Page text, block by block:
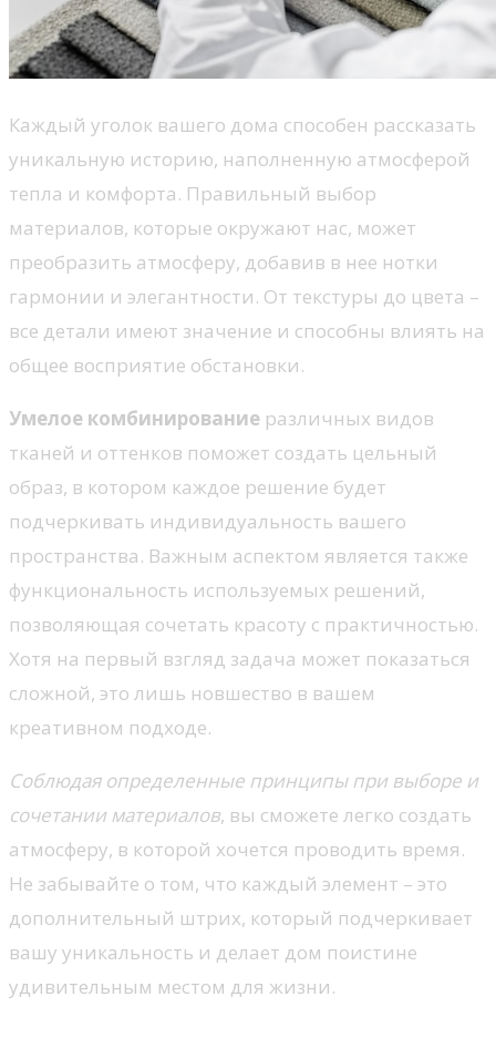
Каждый уголок вашего дома способен рассказать
уникальную историю, наполненную атмосферой
тепла и комфорта. Правильный выбор
материалов, которые окружают нас, может
преобразить атмосферу, добавив в нее нотки
гармонии и элегантности. От текстуры до цвета –
все детали имеют значение и способны влиять на
общее восприятие обстановки.
Умелое комбинирование различных видов
тканей и оттенков поможет создать цельный
образ, в котором каждое решение будет
подчеркивать индивидуальность вашего
пространства. Важным аспектом является также
функциональность используемых решений,
позволяющая сочетать красоту с практичностью.
Хотя на первый взгляд задача может показаться
сложной, это лишь новшество в вашем
креативном подходе.
Соблюдая определенные принципы при выборе и
сочетании материалов, вы сможете легко создать
атмосферу, в которой хочется проводить время.
Не забывайте о том, что каждый элемент – это
дополнительный штрих, который подчеркивает
вашу уникальность и делает дом поистине
удивительным местом для жизни.